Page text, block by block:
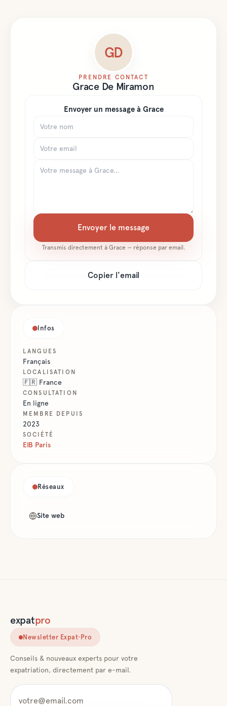
engagées à
assurer
l'excellence
de
l'éducation.
GD
PRENDRE CONTACT
Grace De Miramon
Envoyer un message à Grace
Envoyer le message
Transmis directement à Grace — réponse par email.
Copier l'email
Infos
LANGUES
Français
LOCALISATION
🇫🇷 France
CONSULTATION
En ligne
MEMBRE DEPUIS
2023
SOCIÉTÉ
EIB Paris
Réseaux
Site web
expatpro
Newsletter Expat·Pro
Conseils & nouveaux experts pour votre
expatriation, directement par e-mail.